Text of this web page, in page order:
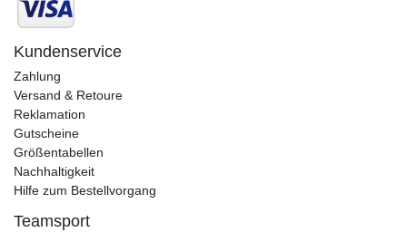
Kundenservice
Zahlung
Versand & Retoure
Reklamation
Gutscheine
Größentabellen
Nachhaltigkeit
Hilfe zum Bestellvorgang
Teamsport